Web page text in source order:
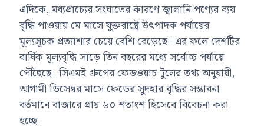
এদিকে, মধ্যপ্রাচ্যের সংঘাতের কারণে জ্বালানি পণ্যের ব্যয়
বৃদ্ধি পাওয়ায় মে মাসে যুক্তরাষ্ট্রে উৎপাদক পর্যায়ের
মূল্যসূচক প্রত্যাশার চেয়ে বেশি বেড়েছে। এর ফলে দেশটির
বার্ষিক মূল্যবৃদ্ধি সাড়ে তিন বছরের মধ্যে সর্বোচ্চ পর্যায়ে
পৌঁছেছে। সিএমই গ্রুপের ফেডওয়াচ টুলের তথ্য অনুযায়ী,
আগামী ডিসেম্বর মাসে ফেডের সুদহার বৃদ্ধির সম্ভাবনা
বর্তমানে বাজারে প্রায় ৬০ শতাংশ হিসেবে বিবেচনা করা
হচ্ছে।